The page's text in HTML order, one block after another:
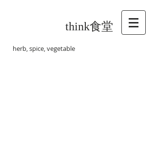
think食堂
herb, spice, vegetable